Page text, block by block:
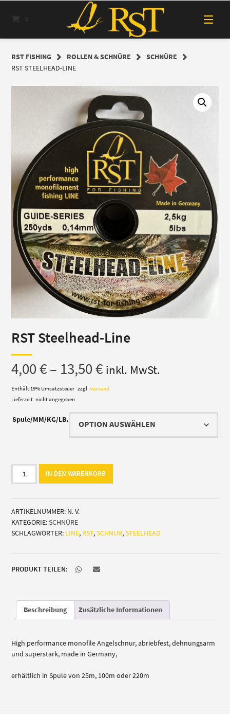
RST FISHING ROLLEN & SCHNÜRE
SCHNÜRE
RST STEELHEAD-LINE
RST Steelhead-Line
4,00€– 13,50€Preisspanne:
4,00 €
inkl. MwSt.
Enthält 19% Umsatzsteuer zzgl.Versand
Lieferzeit: nicht angegeben
Spule/MM/KG/LB.
RST
Steelhead-
IN DEN WARENKORB
ARTIKELNUMMER: N. V.
KATEGORIE:SCHNÜRE
SCHLAGWÖRTER: LINE, RST,SCHNUR,STEELHEAD
PRODUKT TEILEN:
Beschreibung Zusätzliche Informationen
High performance monofile Angelschnur, abriebfest, dehnungsarm
und superstark, made in Germany,
erhältlich in Spule von 25m, 100m oder 220m